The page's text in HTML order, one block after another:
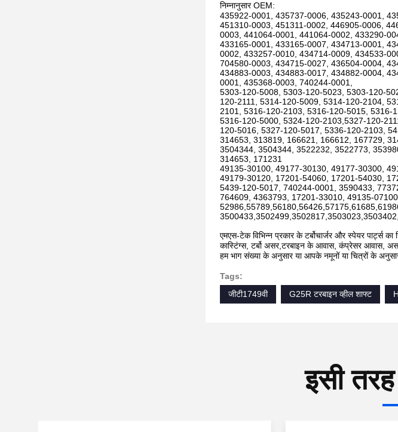
निम्नानुसार OEM:
435922-0001, 435737-0006, 435243-0001,
451310-0003, 451311-0002, 446905-0006,
0003, 441064-0001, 441064-0002, 433290-
433165-0001, 433165-0007, 434713-0001,
0002, 433257-0010, 434714-0009, 434533-
704580-0003, 434715-0027, 436504-0004,
434883-0003, 434883-0017, 434882-0004,
0001, 435368-0003, 740244-0001,
5303-120-5008, 5303-120-5023, 5303-120-
120-2111, 5314-120-5009, 5314-120-2104,
2101, 5316-120-2103, 5316-120-5015, 5316-
5316-120-5000, 5324-120-2103,5327-120-
120-5016, 5327-120-5017, 5336-120-2103,
314653, 313819, 166621, 166612, 167729,
3504344, 3504344, 3522232, 3522773,
314653, 171231
49135-30100, 49177-30130, 49177-30300,
49179-30120, 17201-54060, 17201-54030,
5439-120-5017, 740244-0001, 3590433,
764609, 4363793, 17201-33010, 49135-
एमएस-टेक विभिन्न प्रकार के टर्बोचार्जर और स्पेयर पार्ट्स
कास्टिंग्स, टर्बो असर,टरबाइन के आवास, कंप्रेसर आवास,
हम भाग संख्या के अनुसार या आपके नमूनों या चित्रों के
Tags:
जीटी1749वी
G25R टरबाइन व्हील शाफ्ट
इसी